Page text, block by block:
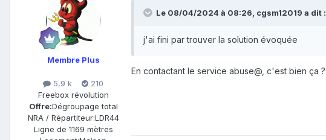
Membre Plus
5,9 k
210
Freebox révolution
Offre:Dégroupage total
NRA / Répartiteur:LDR44
Ligne de 1169 mètres
Le 08/04/2024 à 08:26, cgsm12019 a dit :
j'ai fini par trouver la solution évoquée
En contactant le service abuse@, c'est bien ça ?